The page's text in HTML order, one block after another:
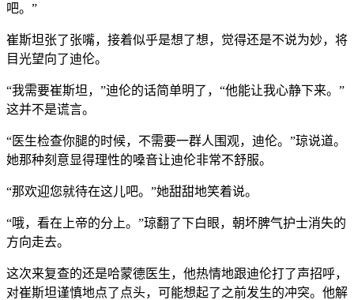
吧。”
崔斯坦张了张嘴，接着似乎是想了想，觉得还是不说为妙，将
目光望向了迪伦。
“我需要崔斯坦，”迪伦的话简单明了，“他能让我心静下来。”
这并不是谎言。
“医生检查你腿的时候，不需要一群人围观，迪伦。”琼说道。
她那种刻意显得理性的嗓音让迪伦非常不舒服。
“那欢迎您就待在这儿吧。”她甜甜地笑着说。
“哦，看在上帝的分上。”琼翻了下白眼，朝坏脾气护士消失的
方向走去。
这次来复查的还是哈蒙德医生，他热情地跟迪伦打了声招呼，
对崔斯坦谨慎地点了点头，可能想起了之前发生的冲突。他解